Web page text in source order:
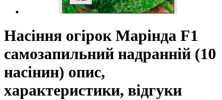
Насіння огірок Марінда F1
самозапильний надранній (10
насінин) опис,
характеристики, відгуки